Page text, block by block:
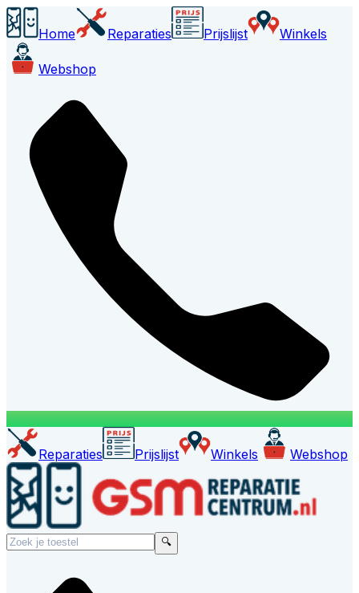
Home Reparaties Prijslijst Winkels
Webshop
Reparaties Prijslijst Winkels Webshop
🔍